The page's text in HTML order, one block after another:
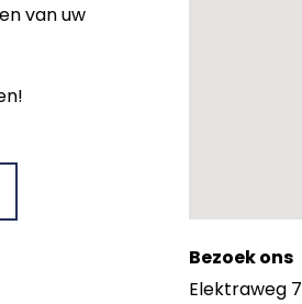
van uw
Bezoek ons
Elektraweg 7